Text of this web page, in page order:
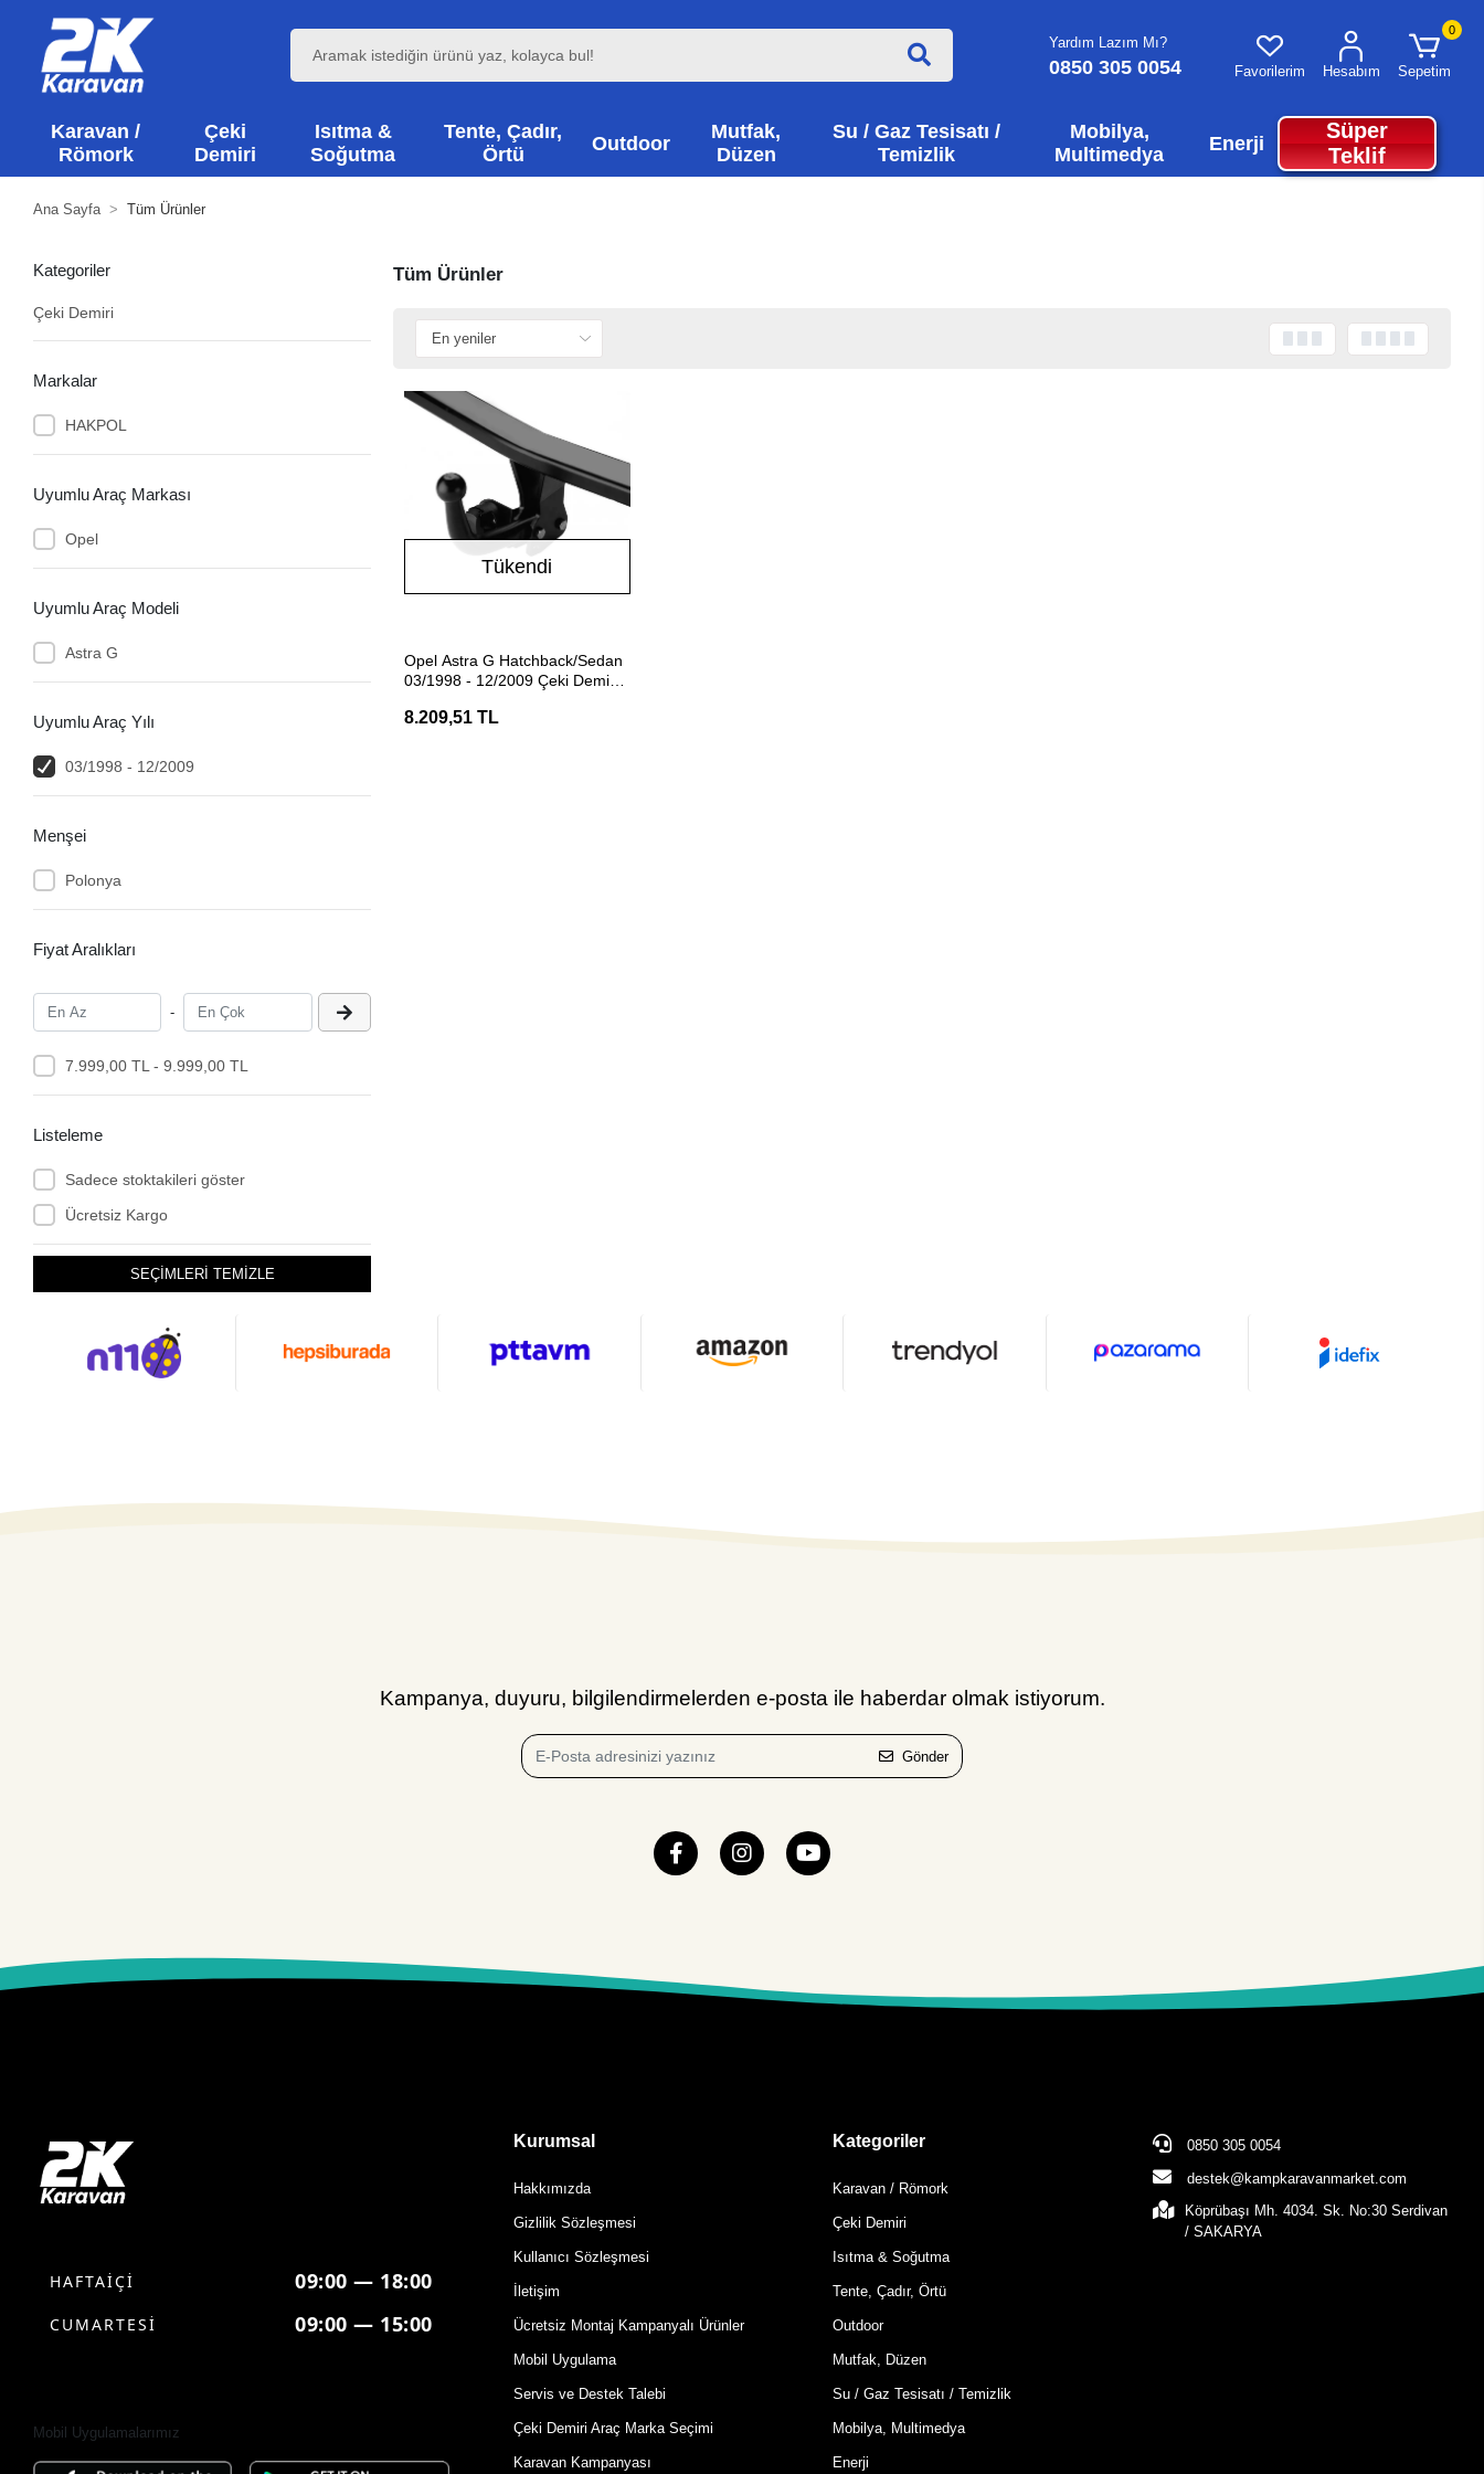
Yardım Lazım Mı?
0850 305 0054 Favorilerim Hesabım
0
Sepetim
Karavan /
Römork
Çeki
Demiri
Isıtma &
Soğutma
Tente, Çadır,
Örtü
Outdoor
Mutfak,
Düzen
Su / Gaz Tesisatı /
Temizlik
Mobilya,
Multimedya
Enerji
Süper
Teklif
Ana Sayfa Tüm Ürünler
Kategoriler
Çeki Demiri
Markalar
HAKPOL
Uyumlu Araç Markası
Opel
Uyumlu Araç Modeli
Astra G
Uyumlu Araç Yılı
03/1998 - 12/2009
Menşei
Polonya
Fiyat Aralıkları
-
7.999,00 TL - 9.999,00 TL
Listeleme
Sadece stoktakileri göster
Ücretsiz Kargo
SEÇİMLERİ TEMİZLE
Tüm Ürünler
Tükendi
Opel Astra G Hatchback/Sedan
03/1998 - 12/2009 Çeki Demiri -
8.209,51 TL
Kampanya, duyuru, bilgilendirmelerden e-posta ile haberdar olmak istiyorum.
Gönder
HAFTAİÇİ 09:00 — 18:00
CUMARTESİ 09:00 — 15:00
Mobil Uygulamalarımız
Kurumsal
Hakkımızda
Gizlilik Sözleşmesi
Kullanıcı Sözleşmesi
İletişim
Ücretsiz Montaj Kampanyalı Ürünler
Mobil Uygulama
Servis ve Destek Talebi
Çeki Demiri Araç Marka Seçimi
Karavan Kampanyası
Kategoriler
Karavan / Römork
Çeki Demiri
Isıtma & Soğutma
Tente, Çadır, Örtü
Outdoor
Mutfak, Düzen
Su / Gaz Tesisatı / Temizlik
Mobilya, Multimedya
Enerji
0850 305 0054
destek@kampkaravanmarket.com
Köprübaşı Mh. 4034. Sk. No:30 Serdivan
/ SAKARYA